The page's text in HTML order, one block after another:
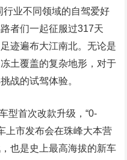
行业不同领域的自驾爱好
者们一起征服过317天
迹遍布大江南北。无论是
土覆盖的复杂地形，对于
战的试驾体验。
型首次改款升级，“0-
上市发布会在珠峰大本营
也是史上最高海拔的新车